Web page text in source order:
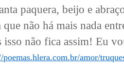
paquera, beijo e
que não há mais nada
isso não fica assim! Eu
poemas.hlera.com.br/amor/